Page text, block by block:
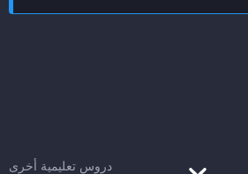
دروس تعليمية أخرى